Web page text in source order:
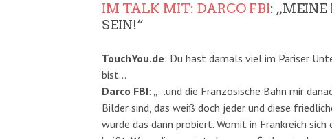
IM TALK MIT: DARCO FBI:
SEIN!“
TouchYou.de: Du hast damals viel im Pariser
bist…
Darco FBI: „…und die Französische Bahn mir
Bilder sind, das weiß doch jeder und diese
wurde das dann probiert. Womit in Frankreich